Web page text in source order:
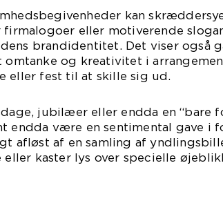
kan
eller motiverende
brandidentitet. Det viser også
omtanke og kreativitet i
eller fest til at skille sig ud.
jubilæer eller endda en “bare
endda være en sentimental gave i
afløst af en samling af
eller kaster lys over specielle